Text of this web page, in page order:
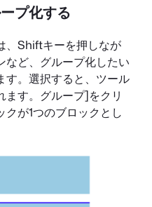
プ化する
、Shiftキーを押しなが
など、グループ化したい
す。選択すると、ツール
す。グループ]をクリ
が1つのブロックとし